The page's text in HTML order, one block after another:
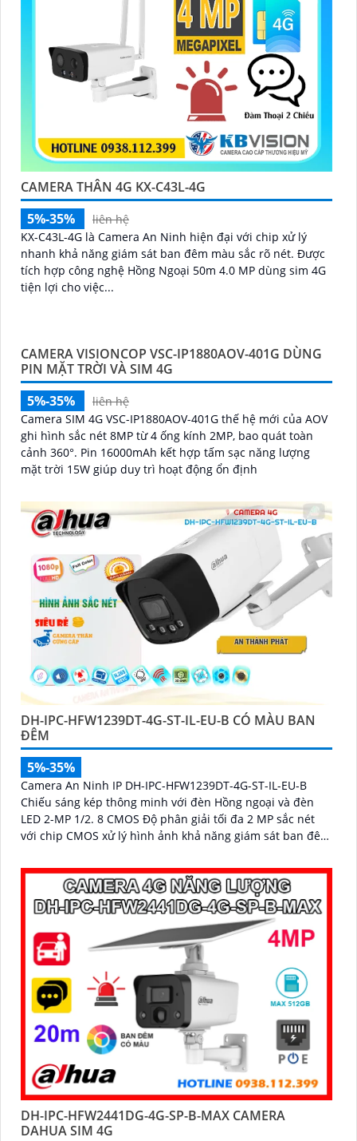
CAMERA THÂN 4G KX-C43L-4G
5%-35%
liên hệ
KX-C43L-4G là Camera An Ninh hiện đại với chip xử lý
nhanh khả năng giám sát ban đêm màu sắc rõ nét. Được
tích hợp công nghệ Hồng Ngoại 50m 4.0 MP dùng sim 4G
tiện lợi cho việc...
CAMERA VISIONCOP VSC-IP1880AOV-401G DÙNG
PIN MẶT TRỜI VÀ SIM 4G
5%-35%
liên hệ
Camera SIM 4G VSC-IP1880AOV-401G thế hệ mới của AOV
ghi hình sắc nét 8MP từ 4 ống kính 2MP, bao quát toàn
cảnh 360°. Pin 16000mAh kết hợp tấm sạc năng lượng
mặt trời 15W giúp duy trì hoạt động ổn định
DH-IPC-HFW1239DT-4G-ST-IL-EU-B CÓ MÀU BAN
ĐÊM
5%-35%
Camera An Ninh IP DH-IPC-HFW1239DT-4G-ST-IL-EU-B
Chiếu sáng kép thông minh với đèn Hồng ngoại và đèn
LED 2-MP 1/2. 8 CMOS Độ phân giải tối đa 2 MP sắc nét
với chip CMOS xử lý hình ảnh khả năng giám sát ban đêm
DH-IPC-HFW2441DG-4G-SP-B-MAX CAMERA
DAHUA SIM 4G